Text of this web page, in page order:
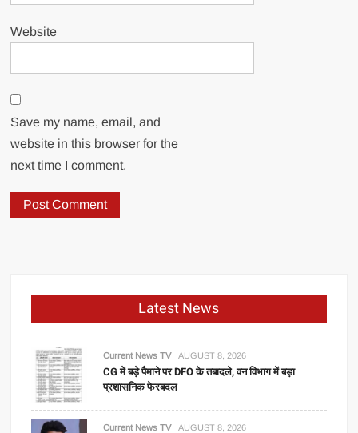
Website
Save my name, email, and
website in this browser for the
next time I comment.
Latest News
Current News TV AUGUST 8, 2026
CG में बड़े पैमाने पर DFO के तबादले, वन विभाग में बड़ा
प्रशासनिक फेरबदल
Current News TV AUGUST 8, 2026